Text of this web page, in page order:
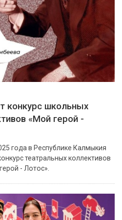
конкурс школьных
«Мой герой -
года в Республике Калмыкия
театральных коллективов
- Лотос».